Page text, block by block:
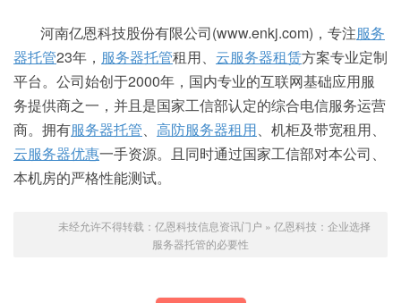
河南亿恩科技股份有限公司(www.enkj.com)，专注服务
器托管23年， 服务器托管租用、 云服务器租赁方案专业定制
平台。公司始创于2000年，国内专业的互联网基础应用服
务提供商之一，并且是国家工信部认定的综合电信服务运营
商。拥有服务器托管、 高防服务器租用、机柜及带宽租用、
云服务器优惠一手资源。且同时通过国家工信部对本公司、
本机房的严格性能测试。
未经允许不得转载： 亿恩科技信息资讯门户 » 亿恩科技：企业选择
服务器托管的必要性